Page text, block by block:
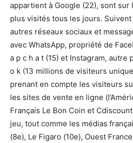
appartient à Google (22), sont
plus visités tous les jours.
autres réseaux sociaux et
avec WhatsApp, propriété de
a p c h a t (15) et Instagram, autre
o k (13 millions de visiteurs
prenant en compte les visiteurs
les sites de vente en ligne
Français Le Bon Coin et
jeu, tout comme les médias
(8e), Le Figaro (10e), Ouest